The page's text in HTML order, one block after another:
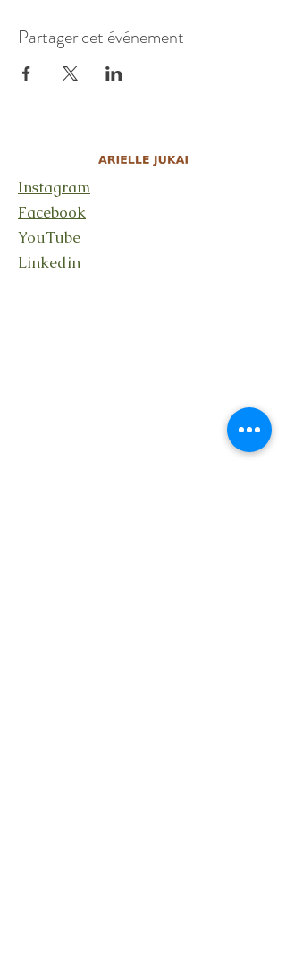
Partager cet événement
Instagram
Facebook
YouTube
Linkedin